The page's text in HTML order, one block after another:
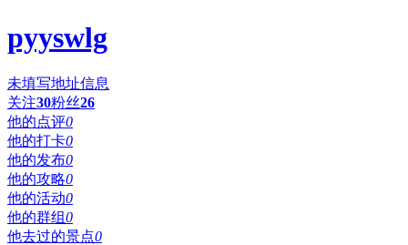
pyyswlg
未填写地址信息
关注30粉丝26
他的点评0
他的打卡0
他的发布0
他的攻略0
他的活动0
他的群组0
他去过的景点0